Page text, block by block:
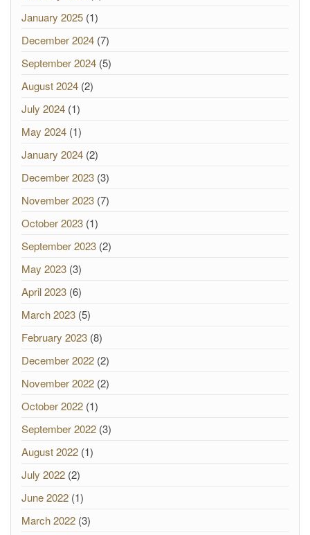
January 2025 (1)
December 2024 (7)
September 2024 (5)
August 2024 (2)
July 2024 (1)
May 2024 (1)
January 2024 (2)
December 2023 (3)
November 2023 (7)
October 2023 (1)
September 2023 (2)
May 2023 (3)
April 2023 (6)
March 2023 (5)
February 2023 (8)
December 2022 (2)
November 2022 (2)
October 2022 (1)
September 2022 (3)
August 2022 (1)
July 2022 (2)
June 2022 (1)
March 2022 (3)